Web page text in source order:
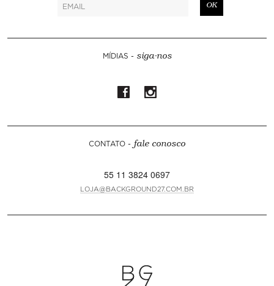
OK
MÍDIAS - siga-nos
CONTATO - fale conosco
55 11 3824 0697
LOJA@BACKGROUND27.COM.BR